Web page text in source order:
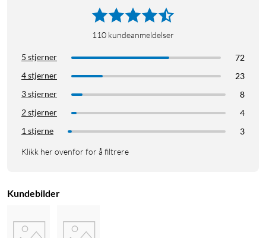
110 kundeanmeldelser
5 stjerner
72
4 stjerner
23
3 stjerner
8
2 stjerner
4
1 stjerne
3
Klikk her ovenfor for å filtrere
Kundebilder